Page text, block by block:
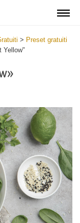
> Preset gratuiti
Yellow"